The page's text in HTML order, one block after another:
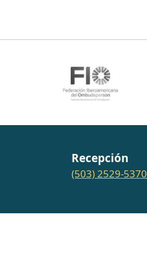
Recepción
(503) 2529-5370